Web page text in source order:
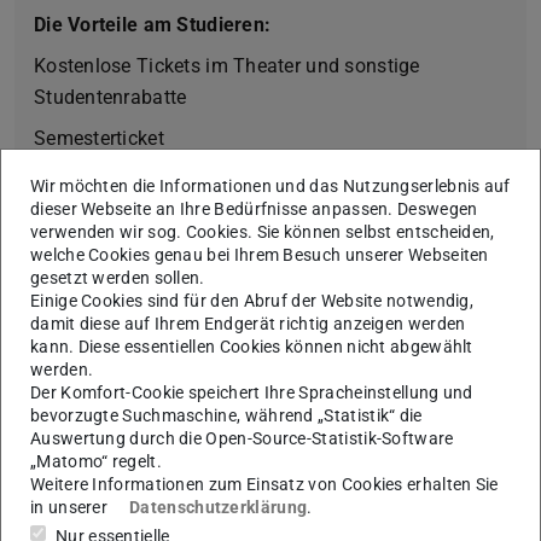
Die Vorteile am Studieren:
Kostenlose Tickets im Theater und sonstige
Studentenrabatte
Semesterticket
Möglichkeit der Selbstorganisation
Was ich am Fachbereich gemacht habe:
Cooler Hiwi-Job mit Programmierung von Robotern
Mein Tipp für Schüler:innen:
Nutzt die Informationsveranstaltungen, um euch über
mögliche Studiengänge zu informieren, so entdeckt
man vielleicht noch bessere Studiengänge, die man
vorher gar nicht kannte. Habt keine Angst vor dem
Studium, denn auch, wenn es mal schwerer ist,
kommen wieder leichtere Phasen und spannendere
Fächer. Auch heißt Studium so viel mehr als nur Uni,
Wir möchten die Informationen und das Nutzungserlebnis auf
dieser Webseite an Ihre Bedürfnisse anpassen. Deswegen
verwenden wir sog. Cookies. Sie können selbst entscheiden,
welche Cookies genau bei Ihrem Besuch unserer Webseiten
gesetzt werden sollen.
Einige Cookies sind für den Abruf der Website notwendig,
damit diese auf Ihrem Endgerät richtig anzeigen werden
kann. Diese essentiellen Cookies können nicht abgewählt
werden.
Der Komfort-Cookie speichert Ihre Spracheinstellung und
bevorzugte Suchmaschine, während „Statistik“ die
Auswertung durch die Open-Source-Statistik-Software
„Matomo“ regelt.
Weitere Informationen zum Einsatz von Cookies erhalten Sie
in unserer
Datenschutzerklärung.
Nur essentielle